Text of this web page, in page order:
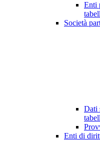
Enti
Società
Dati
Enti di